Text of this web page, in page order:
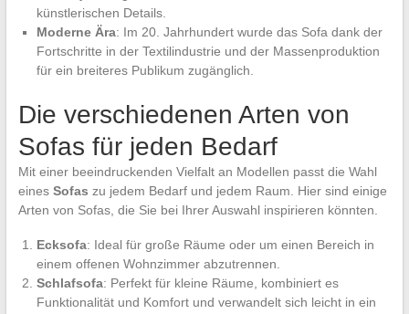
künstlerischen Details.
Moderne Ära: Im 20. Jahrhundert wurde das Sofa dank der
Fortschritte in der Textilindustrie und der Massenproduktion
für ein breiteres Publikum zugänglich.
Die verschiedenen Arten von
Sofas für jeden Bedarf
Mit einer beeindruckenden Vielfalt an Modellen passt die Wahl
eines Sofas zu jedem Bedarf und jedem Raum. Hier sind einige
Arten von Sofas, die Sie bei Ihrer Auswahl inspirieren könnten.
Ecksofa: Ideal für große Räume oder um einen Bereich in
einem offenen Wohnzimmer abzutrennen.
Schlafsofa: Perfekt für kleine Räume, kombiniert es
Funktionalität und Komfort und verwandelt sich leicht in ein